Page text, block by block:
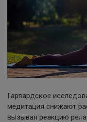
Гарвардское
медитация снижают
вызывая реакцию